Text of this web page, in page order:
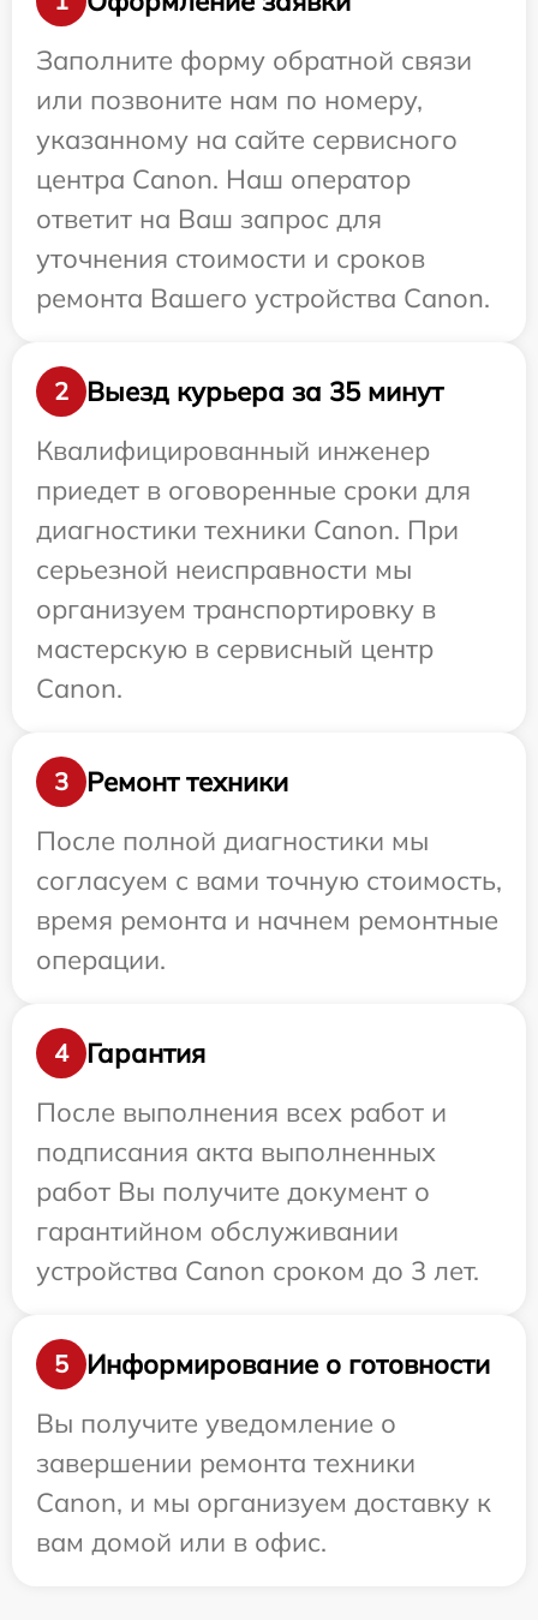
Заполните форму обратной связи
или позвоните нам по номеру,
указанному на сайте сервисного
центра Canon. Наш оператор
ответит на Ваш запрос для
уточнения стоимости и сроков
ремонта Вашего устройства Canon.
2
Выезд курьера за 35 минут
Квалифицированный инженер
приедет в оговоренные сроки для
диагностики техники Canon. При
серьезной неисправности мы
организуем транспортировку в
мастерскую в сервисный центр
Canon.
3
Ремонт техники
После полной диагностики мы
согласуем с вами точную стоимость,
время ремонта и начнем ремонтные
операции.
4
Гарантия
После выполнения всех работ и
подписания акта выполненных
работ Вы получите документ о
гарантийном обслуживании
устройства Canon сроком до 3 лет.
5
Информирование о готовности
Вы получите уведомление о
завершении ремонта техники
Canon, и мы организуем доставку к
вам домой или в офис.